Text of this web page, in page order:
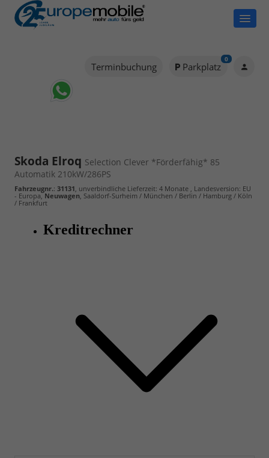
Terminbuchung Parkplatz
0
Skoda Elroq Selection Clever *Förderfähig* 85
Automatik 210kW/286PS
Fahrzeugnr.: 31131, unverbindliche Lieferzeit: 4 Monate , Landesversion: EU
- Europa,Neuwagen, Saaldorf-Surheim / München / Berlin / Hamburg / Köln
/ Frankfurt